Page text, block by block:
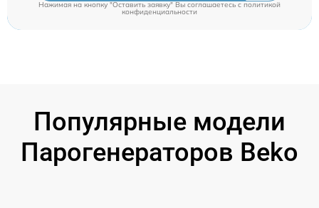
Нажимая на кнопку "Оставить заявку" Вы соглашаетесь c политикой
конфиденциальности
Популярные модели
Парогенераторов Beko